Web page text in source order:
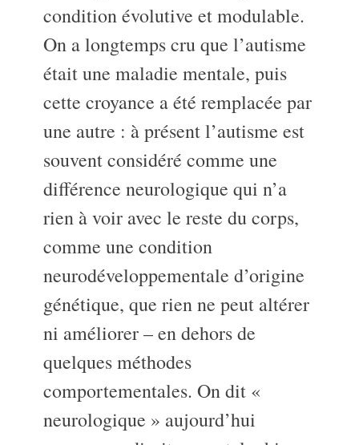
condition évolutive et modulable.
On a longtemps cru que l’autisme
était une maladie mentale, puis
cette croyance a été remplacée par
une autre : à présent l’autisme est
souvent considéré comme une
différence neurologique qui n’a
rien à voir avec le reste du corps,
comme une condition
neurodéveloppementale d’origine
génétique, que rien ne peut altérer
ni améliorer – en dehors de
quelques méthodes
comportementales. On dit «
neurologique » aujourd’hui